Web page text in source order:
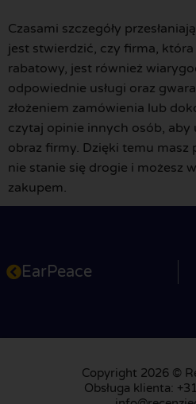
Czasami szczegóły
jest stwierdzić, czy firma,
rabatowy, jest również
odpowiednie usługi oraz
złożeniem zamówienia lub
czytaj opinie innych osób, aby
obraz firmy. Dzięki temu masz
nie stanie się drogie i możesz
zakupem.
EarPeace
Copyright 2026 ©
Obsługa klienta: